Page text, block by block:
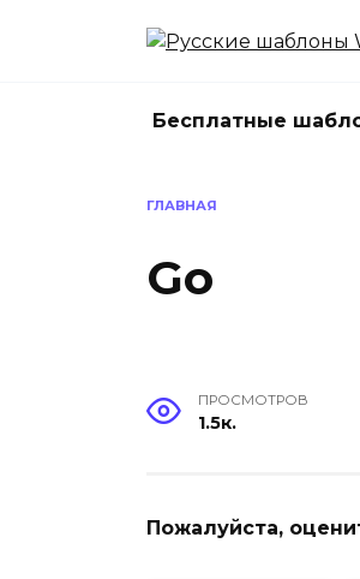
Бесплатные
ГЛАВНАЯ
Go
ПРОСМОТРОВ
1.5к.
Пожалуйста,